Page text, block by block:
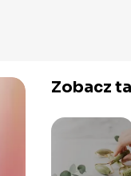
Zobacz